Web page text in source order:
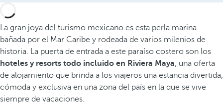
La gran joya del turismo mexicano es esta perla marina
bañada por el Mar Caribe y rodeada de varios milenios de
historia. La puerta de entrada a este paraíso costero son los
hoteles y resorts todo incluido en Riviera Maya, una oferta
de alojamiento que brinda a los viajeros una estancia divertida,
cómoda y exclusiva en una zona del país en la que se vive
siempre de vacaciones.